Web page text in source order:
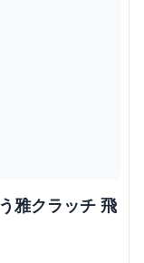
雅クラッチ 飛